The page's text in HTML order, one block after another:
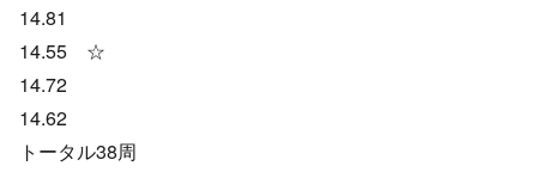
14.81
14.55 ☆
14.72
14.62
トータル38周